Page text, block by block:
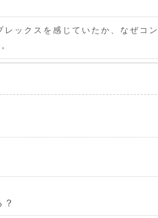
ックスを感じていたか、なぜコン